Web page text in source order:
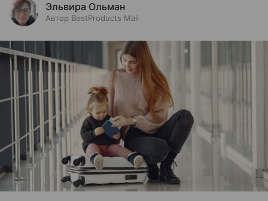
Эльвира Ольман
Автор BestProducts Mail